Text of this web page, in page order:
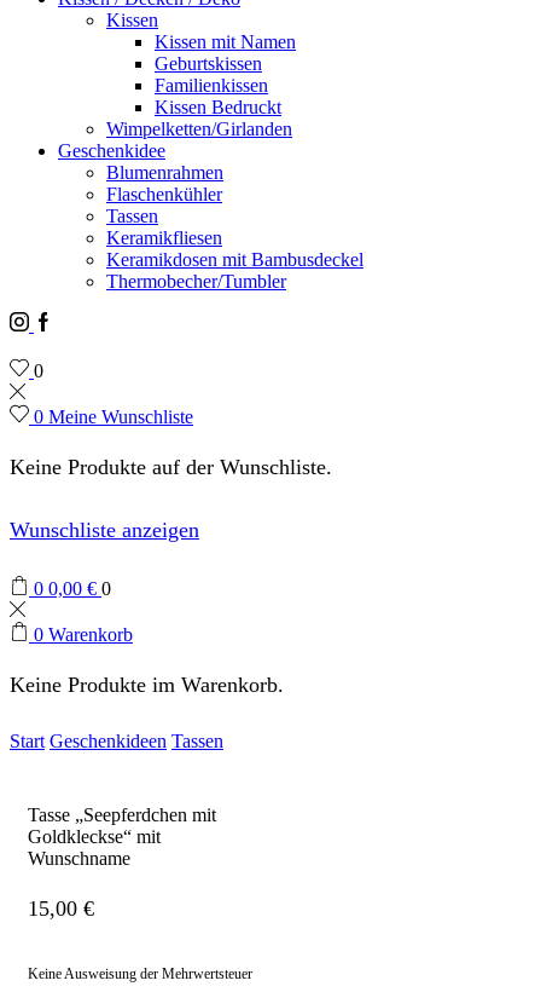
Kissen
Kissen mit Namen
Geburtskissen
Familienkissen
Kissen Bedruckt
Wimpelketten/Girlanden
Geschenkidee
Blumenrahmen
Flaschenkühler
Tassen
Keramikfliesen
Keramikdosen mit Bambusdeckel
Thermobecher/Tumbler
Instagram
Facebook
0
0 Meine Wunschliste
Keine Produkte auf der Wunschliste.
Wunschliste anzeigen
0 0,00 € 0
0 Warenkorb
Keine Produkte im Warenkorb.
Start Geschenkideen Tassen
Tasse „Seepferdchen mit
Goldkleckse“ mit
Wunschname
15,00 €
Keine Ausweisung der Mehrwertsteuer